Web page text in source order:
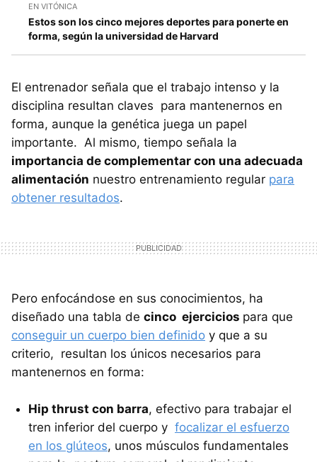
EN VITÓNICA
Estos son los cinco mejores deportes para ponerte en
forma, según la universidad de Harvard
El entrenador señala que el trabajo intenso y la
disciplina resultan claves para mantenernos en
forma, aunque la genética juega un papel
importante. Al mismo, tiempo señala la
importancia de complementar con una adecuada
alimentación nuestro entrenamiento regular para
obtener resultados.
Pero enfocándose en sus conocimientos, ha
diseñado una tabla de cinco ejercicios para que
conseguir un cuerpo bien definido y que a su
criterio, resultan los únicos necesarios para
mantenernos en forma:
Hip thrust con barra, efectivo para trabajar el
tren inferior del cuerpo y focalizar el esfuerzo
en los glúteos, unos músculos fundamentales